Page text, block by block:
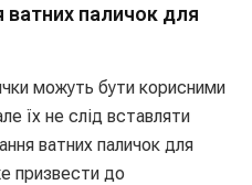
ватних паличок для
можуть бути корисними
їх не слід вставляти
ватних паличок для
призвести до